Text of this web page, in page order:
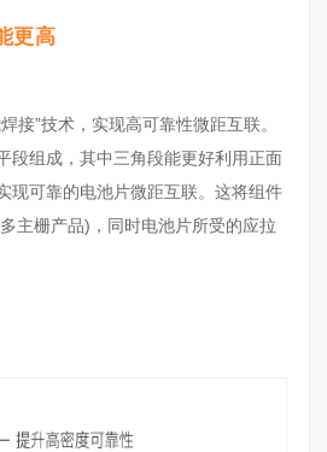
更高
接”技术，实现高可靠性微距互联。
段组成，其中三角段能更好利用正面
现可靠的电池片微距互联。这将组件
主栅产品)，同时电池片所受的应拉